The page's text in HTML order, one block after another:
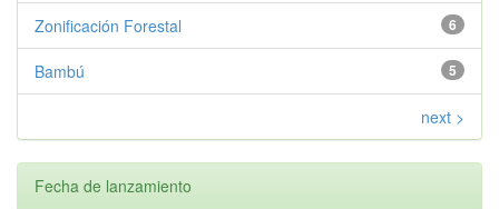
6
Zonificación Forestal
5
Bambú
next >
Fecha de lanzamiento